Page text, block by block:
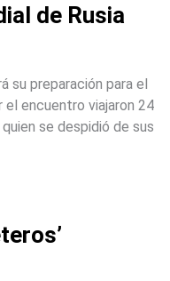
de Rusia
su preparación para el
el encuentro viajaron 24
se despidió de sus